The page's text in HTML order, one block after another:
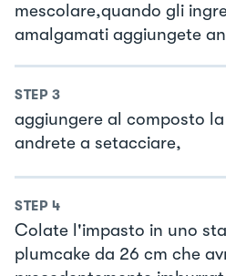
mescolare,quando gli
amalgamati aggiungete
STEP 3
aggiungere al composto
andrete a setacciare,
STEP 4
Colate l'impasto in uno
plumcake da 26 cm che